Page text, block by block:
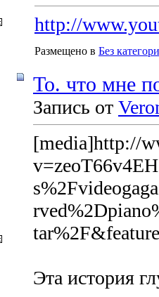
http://
Размещено в Без
То. что мне
Запись от
[media]http://
Эта история